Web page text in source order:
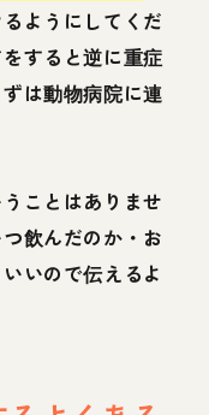
ようにしてくだ
すると逆に重症
は動物病院に連
ことはありませ
飲んだのか・お
いので伝えるよ